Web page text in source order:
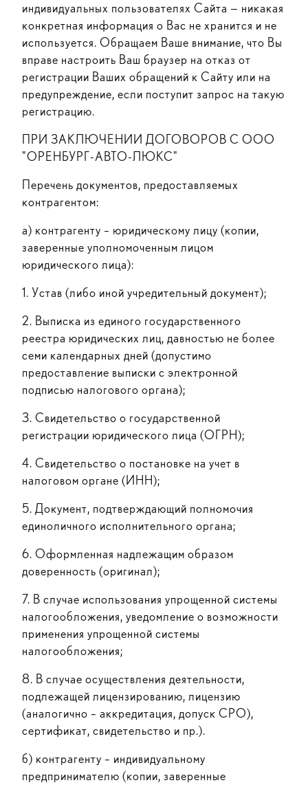
индивидуальных пользователях Сайта — никакая
конкретная информация о Вас не хранится и не
используется. Обращаем Ваше внимание, что Вы
вправе настроить Ваш браузер на отказ от
регистрации Ваших обращений к Сайту или на
предупреждение, если поступит запрос на такую
регистрацию.
ПРИ ЗАКЛЮЧЕНИИ ДОГОВОРОВ С ООО
"ОРЕНБУРГ-АВТО-ЛЮКС"
Перечень документов, предоставляемых
контрагентом:
а) контрагенту – юридическому лицу (копии,
заверенные уполномоченным лицом
юридического лица):
1. Устав (либо иной учредительный документ);
2. Выписка из единого государственного
реестра юридических лиц, давностью не более
семи календарных дней (допустимо
предоставление выписки с электронной
подписью налогового органа);
3. Свидетельство о государственной
регистрации юридического лица (ОГРН);
4. Свидетельство о постановке на учет в
налоговом органе (ИНН);
5. Документ, подтверждающий полномочия
единоличного исполнительного органа;
6. Оформленная надлежащим образом
доверенность (оригинал);
7. В случае использования упрощенной системы
налогообложения, уведомление о возможности
применения упрощенной системы
налогообложения;
8. В случае осуществления деятельности,
подлежащей лицензированию, лицензию
(аналогично – аккредитация, допуск СРО),
сертификат, свидетельство и пр.).
б) контрагенту – индивидуальному
предпринимателю (копии, заверенные